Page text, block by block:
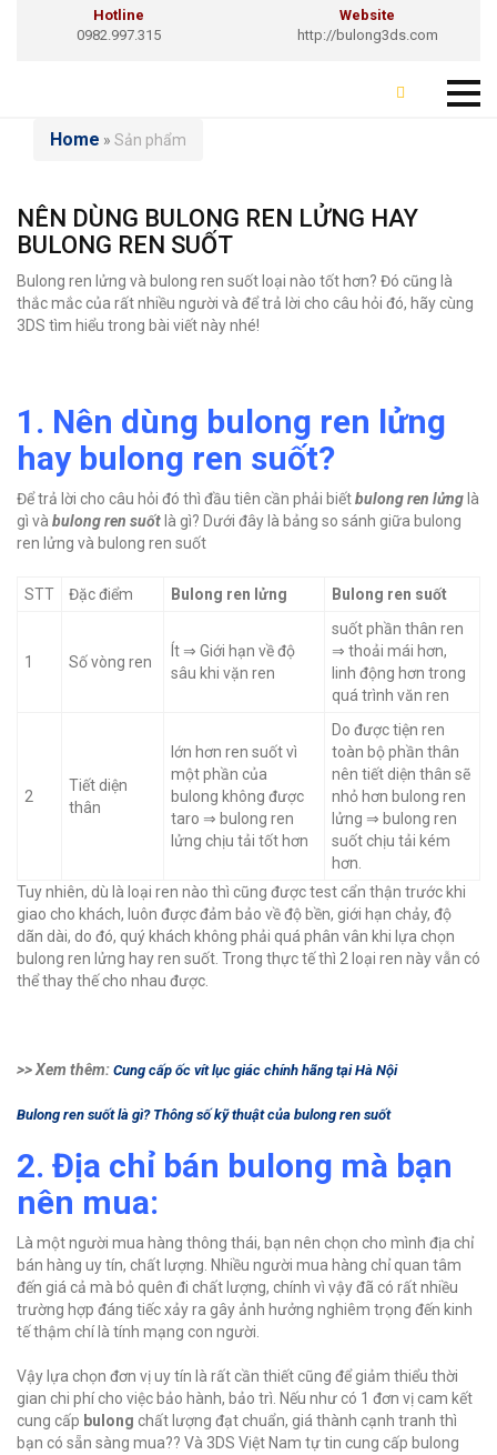
Hotline
0982.997.315
Website
http://bulong3ds.com
Home » Sản phẩm
NÊN DÙNG BULONG REN LỬNG HAY
BULONG REN SUỐT
Bulong ren lửng và bulong ren suốt loại nào tốt hơn? Đó cũng là
thắc mắc của rất nhiều người và để trả lời cho câu hỏi đó, hãy cùng
3DS tìm hiểu trong bài viết này nhé!
1. Nên dùng bulong ren lửng
hay bulong ren suốt?
Để trả lời cho câu hỏi đó thì đầu tiên cần phải biếtbulong ren lửng là
gì và bulong ren suốt là gì? Dưới đây là bảng so sánh giữa bulong
ren lửng và bulong ren suốt
STT Đặc điểm Bulong ren lửng Bulong ren suốt
1 Số vòng ren
Ít ⇒ Giới hạn về độ
sâu khi vặn ren
suốt phần thân ren
⇒ thoải mái hơn,
linh động hơn trong
quá trình văn ren
2
Tiết diện
thân
lớn hơn ren suốt vì
một phần của
bulong không được
taro ⇒ bulong ren
lửng chịu tải tốt hơn
Do được tiện ren
toàn bộ phần thân
nên tiết diện thân sẽ
nhỏ hơn bulong ren
lửng ⇒ bulong ren
suốt chịu tải kém
hơn.
Tuy nhiên, dù là loại ren nào thì cũng được test cẩn thận trước khi
giao cho khách, luôn được đảm bảo về độ bền, giới hạn chảy, độ
dãn dài, do đó, quý khách không phải quá phân vân khi lựa chọn
bulong ren lửng hay ren suốt. Trong thực tế thì 2 loại ren này vẫn có
thể thay thế cho nhau được.
>> Xem thêm: Cung cấp ốc vít lục giác chính hãng tại Hà Nội
Bulong ren suốt là gì? Thông số kỹ thuật của bulong ren suốt
2. Địa chỉ bán bulong mà bạn
nên mua:
Là một người mua hàng thông thái, bạn nên chọn cho mình địa chỉ
bán hàng uy tín, chất lượng. Nhiều người mua hàng chỉ quan tâm
đến giá cả mà bỏ quên đi chất lượng, chính vì vậy đã có rất nhiều
trường hợp đáng tiếc xảy ra gây ảnh hưởng nghiêm trọng đến kinh
tế thậm chí là tính mạng con người.
Vậy lựa chọn đơn vị uy tín là rất cần thiết cũng để giảm thiểu thời
gian chi phí cho việc bảo hành, bảo trì. Nếu như có 1 đơn vị cam kết
cung cấp bulong chất lượng đạt chuẩn, giá thành cạnh tranh thì
bạn có sẵn sàng mua?? Và 3DS Việt Nam tự tin cung cấp bulong